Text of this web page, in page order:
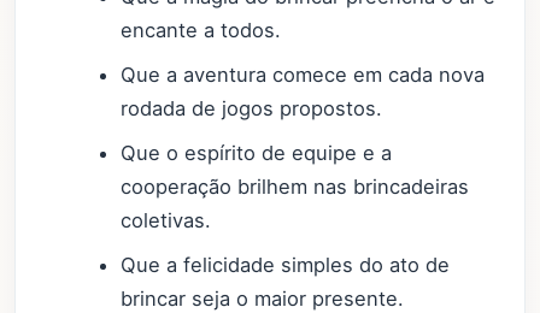
encante a todos.
Que a aventura comece em cada nova
rodada de jogos propostos.
Que o espírito de equipe e a
cooperação brilhem nas brincadeiras
coletivas.
Que a felicidade simples do ato de
brincar seja o maior presente.